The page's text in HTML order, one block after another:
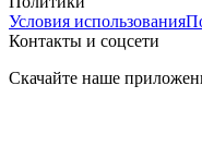
Условия использования
Контакты и соцсети
Скачайте наше